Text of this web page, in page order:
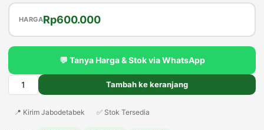
HARGAHarga
aslinya
Rp650.000.
Rp600.000Harga
saat
adalah:
Rp600.000.
💬 Tanya Harga & Stok via WhatsApp
Kuantitas
Taman
Tambah ke keranjang
📍 Kirim Jabodetabek ✅ Stok Tersedia